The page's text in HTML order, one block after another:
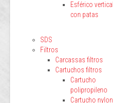
Esférico vertical
con patas
SDS
Filtros
Carcassas filtros
Cartuchos filtros
Cartucho
polipropileno
Cartucho nylon